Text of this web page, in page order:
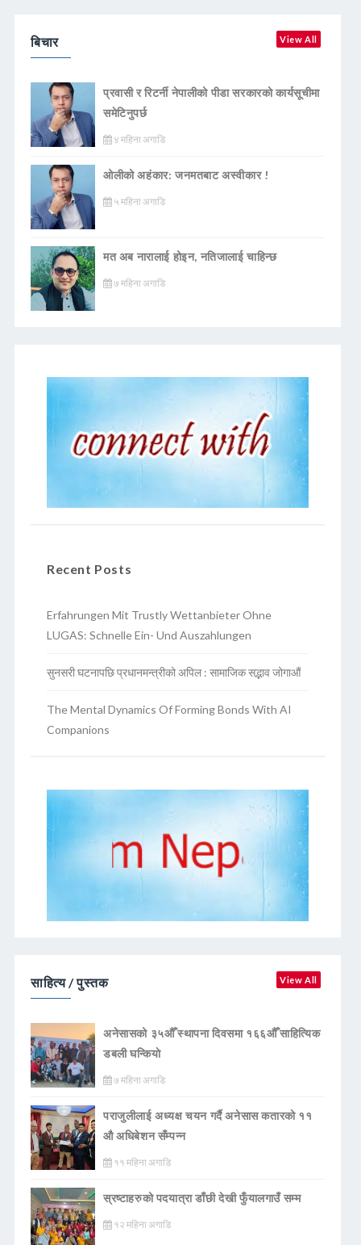
बिचार View All
प्रवासी र रिटर्नी नेपालीको पीडा सरकारको कार्यसूचीमा
समेटिनुपर्छ
४ महिना अगाडि
ओलीको अहंकार: जनमतबाट अस्वीकार !
५ महिना अगाडि
मत अब नारालाई होइन, नतिजालाई चाहिन्छ
७ महिना अगाडि
Recent Posts
Erfahrungen Mit Trustly Wettanbieter Ohne
LUGAS: Schnelle Ein- Und Auszahlungen
सुनसरी घटनापछि प्रधानमन्त्रीको अपिल : सामाजिक सद्भाव जोगाऔं
The Mental Dynamics Of Forming Bonds With AI
Companions
साहित्य / पुस्तक View All
अनेसासको ३५औँ स्थापना दिवसमा १६६औँ साहित्यिक
डबली घन्कियाे
७ महिना अगाडि
पराजुलीलाई अध्यक्ष चयन गर्दै अनेसास कतारको ११
औ अधिबेशन सँम्पन्न
११ महिना अगाडि
स्रष्टाहरुको पदयात्रा डाँछी देखी फुँयालगाउँ सम्म
१२ महिना अगाडि